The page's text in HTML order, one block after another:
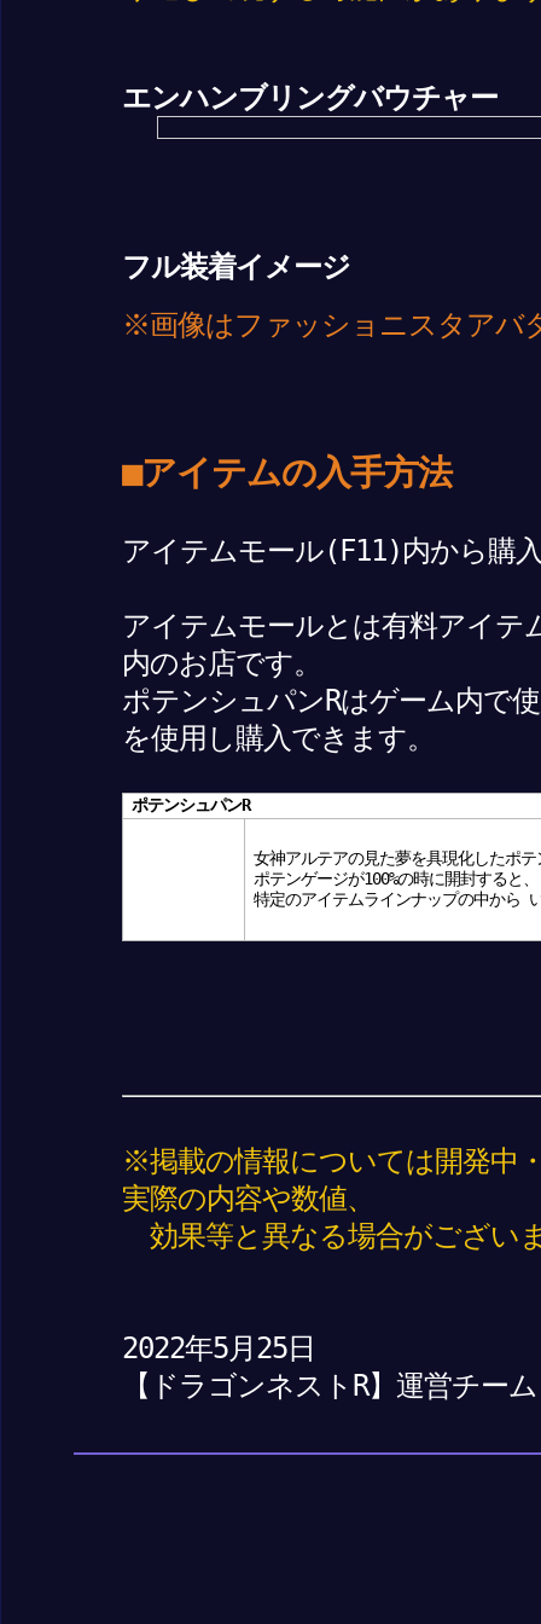
エンハンブリングバウチャー
フル装着イメージ
※画像はファッショニスタアバ
■アイテムの入手方法
アイテムモール(F11)内から購
アイテムモールとは有料アイ
内のお店です。
ポテンシュパンRはゲーム内で
を使用し購入できます。
ポテンシュパンR
女神アルテアの見た夢を具現化したポ
ポテンゲージが100%の時に開封すると、
特定のアイテムラインナップの中から
※掲載の情報については開発中
実際の内容や数値、
効果等と異なる場合がござい
2022年5月25日
【ドラゴンネストR】運営チーム